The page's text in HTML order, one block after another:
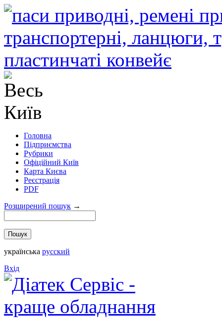
Головна
Підприємства
Рубрики
Офіційний Київ
Карта Києва
Реєстрація
PDF
Розширений пошук →
українська русский
Вхід